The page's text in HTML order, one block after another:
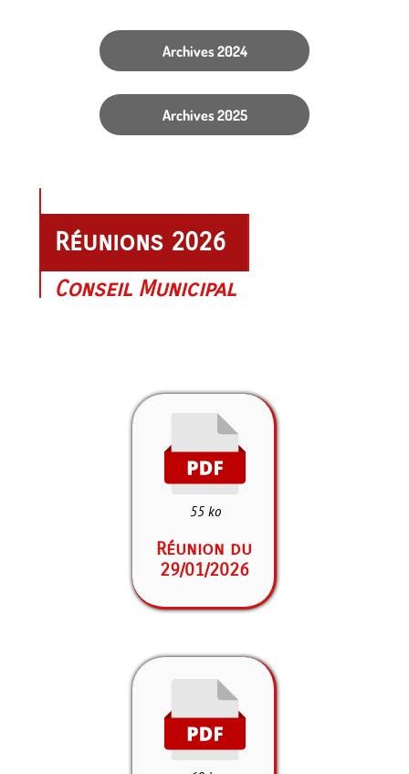
Conseil Municipal
Réunions 2026
55 ko
Réunion du
29/01/2026
Archives 2024
Archives 2025